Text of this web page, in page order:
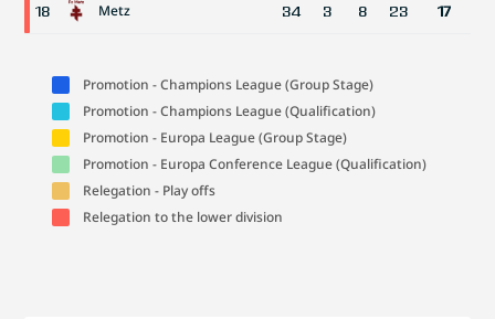
18 Metz 34 3 8 23 17
Promotion - Champions League (Group Stage)
Promotion - Champions League (Qualification)
Promotion - Europa League (Group Stage)
Promotion - Europa Conference League (Qualification)
Relegation - Play offs
Relegation to the lower division